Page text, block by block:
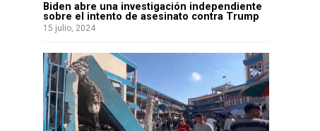
Biden abre una investigación independiente
sobre el intento de asesinato contra Trump
15 julio, 2024